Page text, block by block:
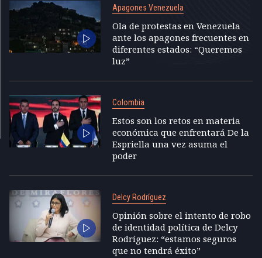
Apagones Venezuela
Ola de protestas en Venezuela
ante los apagones frecuentes en
diferentes estados: “Queremos
luz”
Colombia
Estos son los retos en materia
económica que enfrentará De la
Espriella una vez asuma el
poder
Delcy Rodríguez
Opinión sobre el intento de robo
de identidad política de Delcy
Rodríguez: “estamos seguros
que no tendrá éxito”